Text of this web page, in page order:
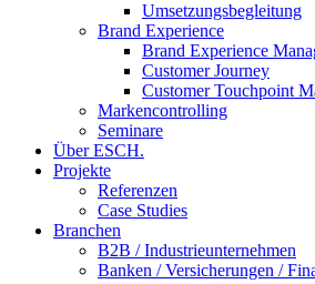
Umsetzungsbegleitung
Brand Experience
Brand Experience
Customer Journey
Customer Touchpoint
Markencontrolling
Seminare
Über ESCH.
Projekte
Referenzen
Case Studies
Branchen
B2B / Industrieunternehmen
Banken / Versicherungen /